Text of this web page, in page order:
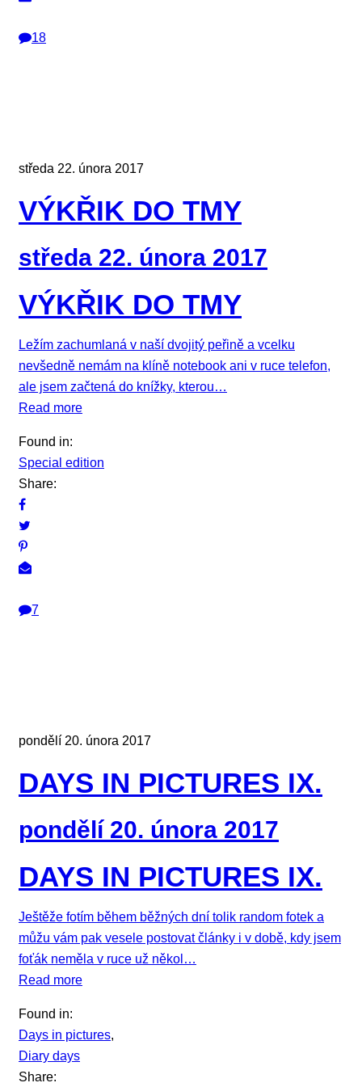
18
středa 22. února 2017
VÝKŘIK DO TMY
středa 22. února 2017
VÝKŘIK DO TMY
Ležím zachumlaná v naší dvojitý peřině a vcelku
nevšedně nemám na klíně notebook ani v ruce telefon,
ale jsem začtená do knížky, kterou…
Read more
Found in:
Special edition
Share:
7
pondělí 20. února 2017
DAYS IN PICTURES IX.
pondělí 20. února 2017
DAYS IN PICTURES IX.
Ještěže fotím během běžných dní tolik random fotek a
můžu vám pak vesele postovat články i v době, kdy jsem
foťák neměla v ruce už někol…
Read more
Found in:
Days in pictures,
Diary days
Share: